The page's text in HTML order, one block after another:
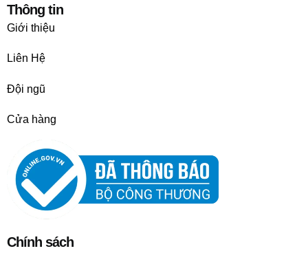
Thông tin
Giới thiệu
Liên Hệ
Đội ngũ
Cửa hàng
Chính sách